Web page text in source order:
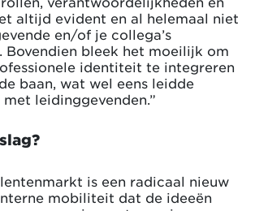
altijd evident en al helemaal niet
en/of je collega’s
Bovendien bleek het moeilijk om
identiteit te integreren
baan, wat wel eens leidde
met leidinggevenden.”
is een radicaal nieuw
mobiliteit dat de ideeën